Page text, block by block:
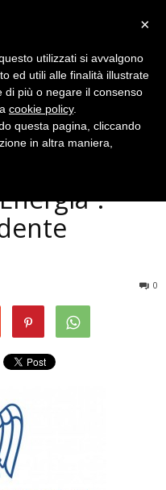
crea la
0
×
utilizzati si avvalgono
ed utili alle finalità illustrate
di più o negare il consenso
cookie policy.
questa pagina, cliccando
in altra maniera,